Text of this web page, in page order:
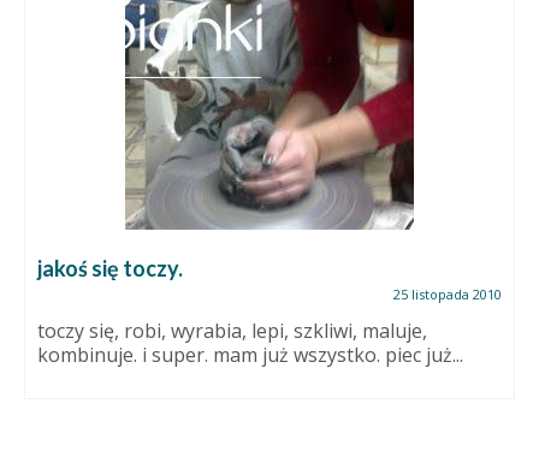
jakoś się toczy.
25 listopada 2010
toczy się, robi, wyrabia, lepi, szkliwi, maluje,
kombinuje. i super. mam już wszystko. piec już...